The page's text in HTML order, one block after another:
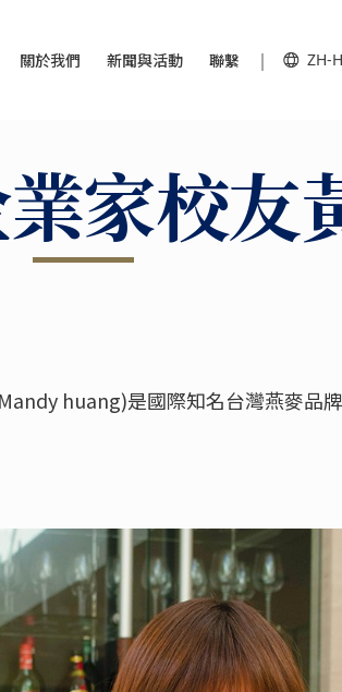
關於我們 新聞與活動 聯繫 ZH-
家校友
huang)是國際知名台灣燕麥品牌